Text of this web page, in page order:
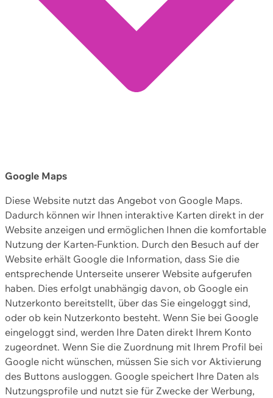
Google Maps
Diese Website nutzt das Angebot von Google Maps.
Dadurch können wir Ihnen interaktive Karten direkt in der
Website anzeigen und ermöglichen Ihnen die komfortable
Nutzung der Karten-Funktion. Durch den Besuch auf der
Website erhält Google die Information, dass Sie die
entsprechende Unterseite unserer Website aufgerufen
haben. Dies erfolgt unabhängig davon, ob Google ein
Nutzerkonto bereitstellt, über das Sie eingeloggt sind,
oder ob kein Nutzerkonto besteht. Wenn Sie bei Google
eingeloggt sind, werden Ihre Daten direkt Ihrem Konto
zugeordnet. Wenn Sie die Zuordnung mit Ihrem Profil bei
Google nicht wünschen, müssen Sie sich vor Aktivierung
des Buttons ausloggen. Google speichert Ihre Daten als
Nutzungsprofile und nutzt sie für Zwecke der Werbung,